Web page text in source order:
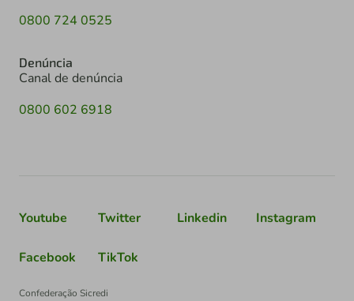
0800 724 0525
Denúncia
Canal de denúncia
0800 602 6918
Youtube Twitter Linkedin Instagram
Facebook TikTok
Confederação Sicredi